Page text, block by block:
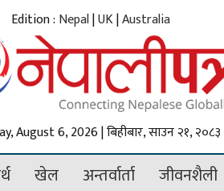
Edition : Nepal|UK|Australia
August 6, 2026 | बिहीबार, साउन २१, २०८३
खेल अन्तर्वार्ता जीवनशैली